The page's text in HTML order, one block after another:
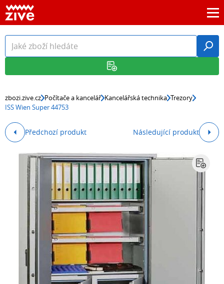
zbozi.zive.cz Počítače a kancelář Kancelářská technika Trezory
ISS Wien Super 44753
Předchozí produkt Následující produkt